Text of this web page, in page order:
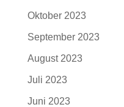
Oktober 2023
September 2023
August 2023
Juli 2023
Juni 2023